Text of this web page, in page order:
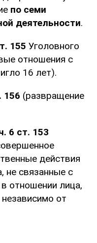
по семи
деятельности.
155 Уголовного
отношения с
16 лет).
156 (развращение
6 ст. 153
действия
не связанные с
отношении лица,
от